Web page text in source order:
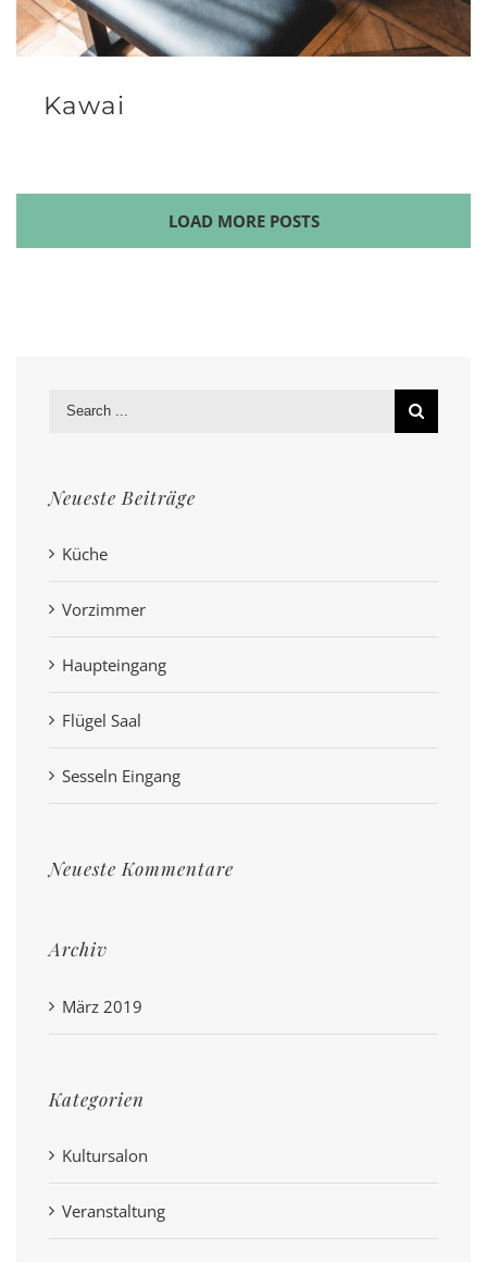
Kawai
LOAD MORE POSTS
Search
Neueste Beiträge
Küche
Vorzimmer
Haupteingang
Flügel Saal
Sesseln Eingang
Neueste Kommentare
Archiv
März 2019
Kategorien
Kultursalon
Veranstaltung